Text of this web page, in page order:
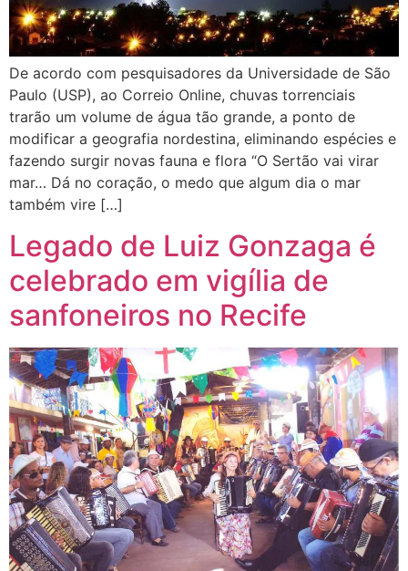
De acordo com pesquisadores da Universidade de São
Paulo (USP), ao Correio Online, chuvas torrenciais
trarão um volume de água tão grande, a ponto de
modificar a geografia nordestina, eliminando espécies e
fazendo surgir novas fauna e flora “O Sertão vai virar
mar… Dá no coração, o medo que algum dia o mar
também vire […]
Legado de Luiz Gonzaga é
celebrado em vigília de
sanfoneiros no Recife